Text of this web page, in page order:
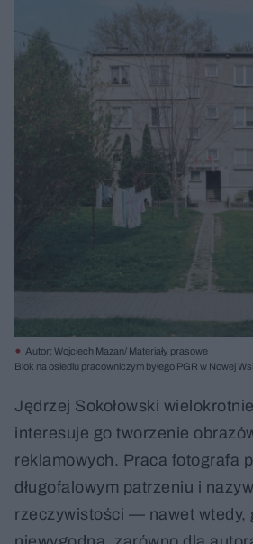
Autor: Wojciech Mazan/ Materiały prasowe
Blok na osiedlu pracowniczym byłego PGR w Nowej
Jędrzej Sokołowski
interesuje go tworzenie
reklamowych. Praca fotografa
długofalowym patrzeniu i
rzeczywistości — nawet wtedy,